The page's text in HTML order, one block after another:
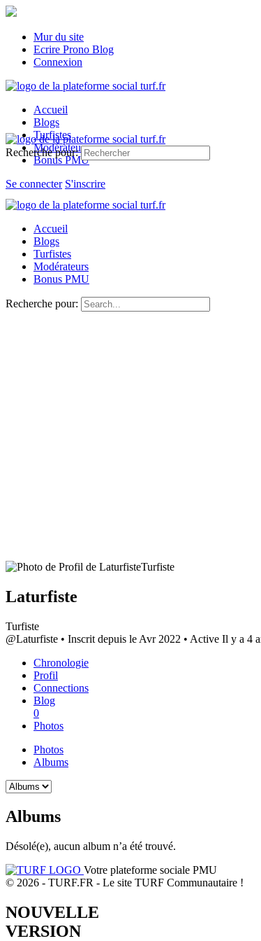
Mur du site
Ecrire Prono Blog
Connexion
Accueil
Blogs
Turfistes
Modérateurs
Bonus PMU
Se connecter S'inscrire
Recherche pour:
Accueil
Blogs
Turfistes
Modérateurs
Bonus PMU
Recherche pour:
Turfiste
Laturfiste
Turfiste
@Laturfiste • Inscrit depuis le Avr 2022 • Active Il y a 4
Chronologie
Profil
Connections
Blog
0
Photos
Photos
Albums
Albums
Désolé(e), aucun album n’a été trouvé.
Votre plateforme sociale PMU
© 2026 - TURF.FR - Le site TURF Communautaire !
NOUVELLE
VERSION